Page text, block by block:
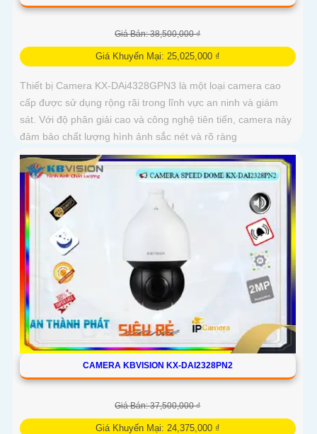
Giá Bán: 38,500,000 ₫
Giá Khuyến Mại: 25,025,000 ₫
Thiết bị Camera KX-DAi4328GPN3 là một loại camera cao
cấp được sử dụng rộng rãi trong lĩnh vực an ninh và giám
sát. Với độ phân giải cao và công nghệ tiên tiến, camera này
đảm bảo chất lượng hình ảnh sắc nét và rõ ràng
CAMERA KBVISION KX-DAI2328PN2
Giá Bán: 37,500,000 ₫
Giá Khuyến Mại: 24,375,000 ₫